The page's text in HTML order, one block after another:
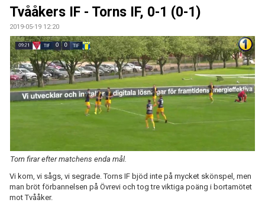
ÅRETS TORNARE
Tvååkers IF - Torns IF, 0-1 (0-1)
2019-05-19 12:20
Torn firar efter matchens enda mål.
Vi kom, vi sågs, vi segrade. Torns IF bjöd inte på mycket skönspel, men
man bröt förbannelsen på Övrevi och tog tre viktiga poäng i bortamötet
mot Tvååker.